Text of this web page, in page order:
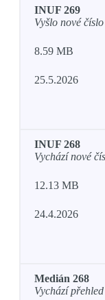
INUF 269
Vyšlo nové
8.59 MB
25.5.2026
INUF 268
Vychází nové
12.13 MB
24.4.2026
Medián 268
Vychází